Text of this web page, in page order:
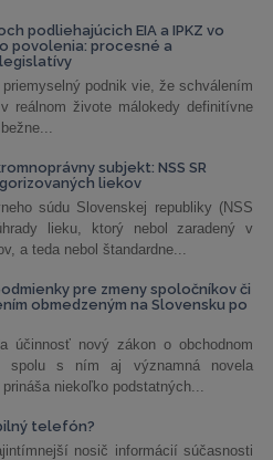
podliehajúcich EIA a IPKZ vo
povolenia: procesné a
podnik vie, že schválením
reálnom živote málokedy definitívne
subjekt: NSS SR
liekov
súdu Slovenskej republiky (NSS
lieku, ktorý nebol zaradený v
a teda nebol štandardne...
pre zmeny spoločníkov či
obmedzeným na Slovensku po
účinnosť nový zákon o obchodnom
s ním aj významná novela
niekoľko podstatných...
telefón?
nosič informácií súčasnosti